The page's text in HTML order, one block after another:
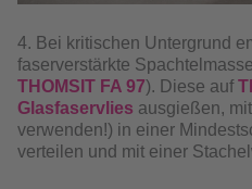
4. Bei kritischen Untergrund
faserverstärkte
THOMSIT FA 97). Diese auf
Glasfaservlies ausgießen,
verwenden!) in einer
verteilen und mit einer